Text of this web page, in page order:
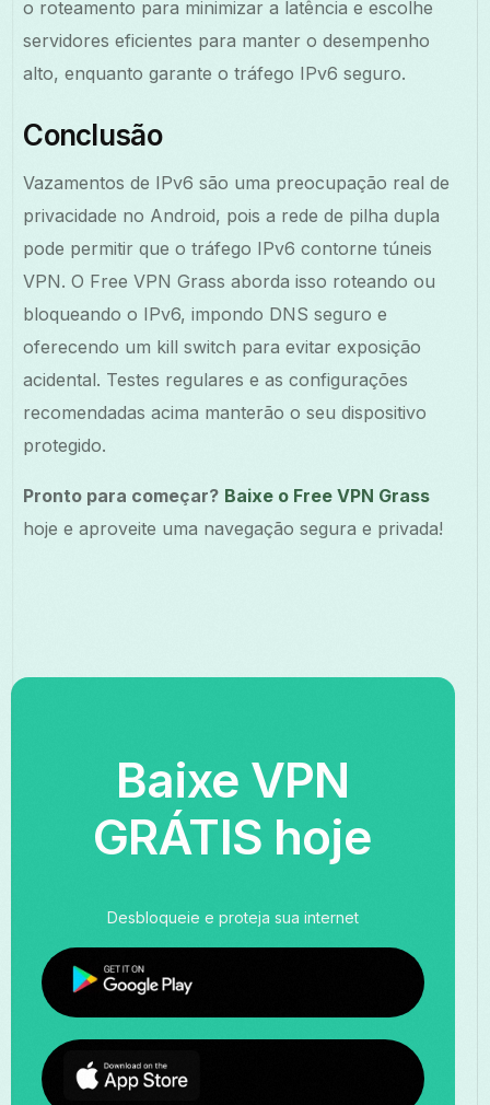
o roteamento para minimizar a latência e escolhe
servidores eficientes para manter o desempenho
alto, enquanto garante o tráfego IPv6 seguro.
Conclusão
Vazamentos de IPv6 são uma preocupação real de
privacidade no Android, pois a rede de pilha dupla
pode permitir que o tráfego IPv6 contorne túneis
VPN. O Free VPN Grass aborda isso roteando ou
bloqueando o IPv6, impondo DNS seguro e
oferecendo um kill switch para evitar exposição
acidental. Testes regulares e as configurações
recomendadas acima manterão o seu dispositivo
protegido.
Pronto para começar? Baixe o Free VPN Grass
hoje e aproveite uma navegação segura e privada!
Baixe VPN
GRÁTIS hoje
Desbloqueie e proteja sua internet